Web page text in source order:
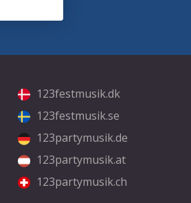
123festmusik.dk
123festmusik.se
123partymusik.de
123partymusik.at
123partymusik.ch